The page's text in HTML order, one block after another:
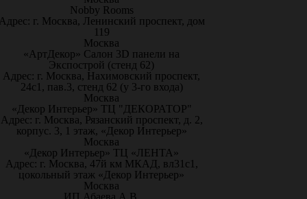
Nobby Rooms
г. Москва, Ленинский проспект, дом
119
Москва
«АртДекор» Салон 3D панели на
Экспострой (стенд 62)
Адрес: г. Москва, Нахимовский проспект,
24с1, пав.3, стенд 62 (у 3-го входа)
Москва
«Декор Интерьер» ТЦ "ДЕКОРАТОР"
Адрес: г. Москва, Рязанский проспект, д. 2,
корпус. 3, 1 этаж, «Декор Интерьер»
Москва
«Декор Интерьер» ТЦ «ЛЕНТА»
Адрес: г. Москва, 47й км МКАД, вл31с1,
цокольный этаж «Декор Интерьер»
Москва
ИП Абаева А.В.